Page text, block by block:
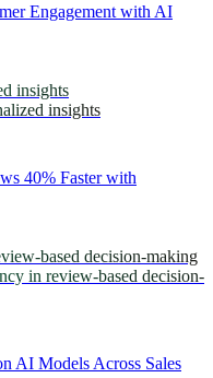
Engagement with AI
insights
insights
40% Faster with
based decision-making
in review-based decision-
AI Models Across Sales